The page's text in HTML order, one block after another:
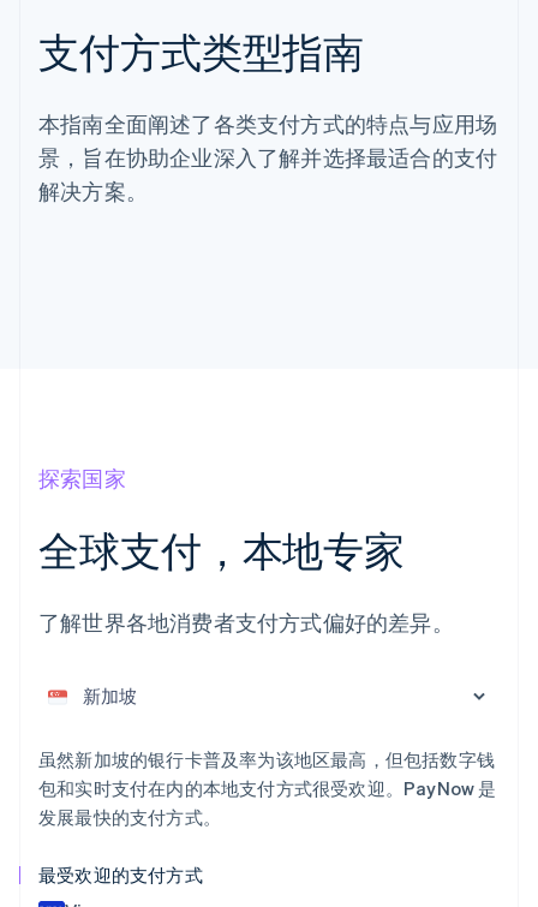
支付方式类型指南
本指南全面阐述了各类支付方式的特点与应用场
景，旨在协助企业深入了解并选择最适合的支付
解决方案。
探索国家
全球支付，本地专家
了解世界各地消费者支付方式偏好的差异。
虽然新加坡的银行卡普及率为该地区最高，但包括数字钱
包和实时支付在内的本地支付方式很受欢迎。PayNow 是
发展最快的支付方式。
最受欢迎的支付方式
阿联酋
English
爱尔兰
爱沙尼亚
DeutschEnglish
English
巴西
PortuguêsEnglish
保加利亚
比利时